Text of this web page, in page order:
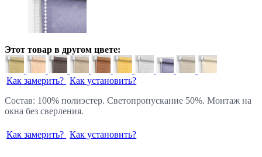
Этот товар в другом цвете:
Как замерить? Как установить?
Состав: 100% полиэстер. Светопропускание 50%. Монтаж на
окна без сверления.
Как замерить? Как установить?